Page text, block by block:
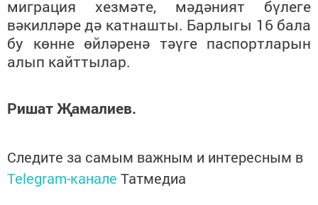
миграция хезмәте, мәдәният бүлеге
вәкилләре дә катнашты. Барлыгы 16 бала
бу көнне өйләренә тәүге паспортларын
алып кайттылар.
Ришат Җамалиев.
Следите за самым важным и интересным в
Telegram-канале Татмедиа